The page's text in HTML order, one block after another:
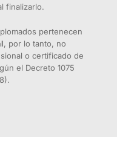
finalizarlo.
pertenecen
, por lo tanto, no
o certificado de
el Decreto 1075